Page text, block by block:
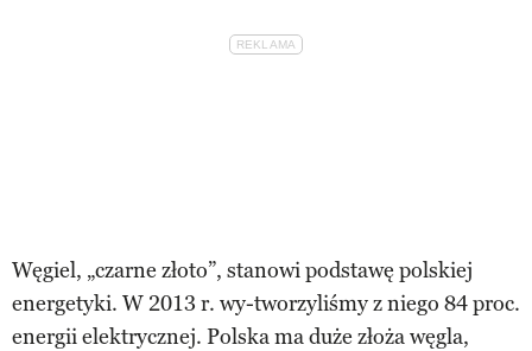
Węgiel, „czarne złoto”, stanowi podstawę polskiej
energetyki. W 2013 r. wy-tworzyliśmy z niego 84 proc.
energii elektrycznej. Polska ma duże złoża węgla,